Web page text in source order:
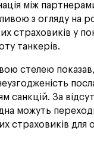
між
з огляду на
страховиків у
танкерів.
стелею
санкцій. За
можуть
страховиків для